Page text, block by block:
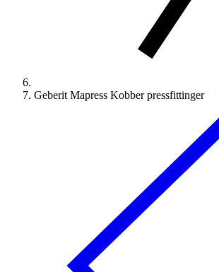
Geberit Mapress Kobber pressfittinger